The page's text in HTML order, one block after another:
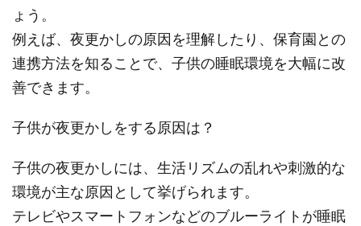
ょう。
例えば、夜更かしの原因を理解したり、保育園との
連携方法を知ることで、子供の睡眠環境を大幅に改
善できます。
子供が夜更かしをする原因は？
子供の夜更かしには、生活リズムの乱れや刺激的な
環境が主な原因として挙げられます。
テレビやスマートフォンなどのブルーライトが睡眠